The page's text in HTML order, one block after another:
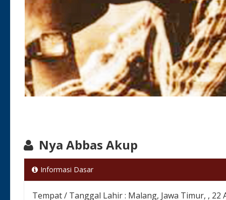
Nya Abbas Akup
Informasi Dasar
Tempat / Tanggal Lahir : Malang, Jawa Timur, , 22